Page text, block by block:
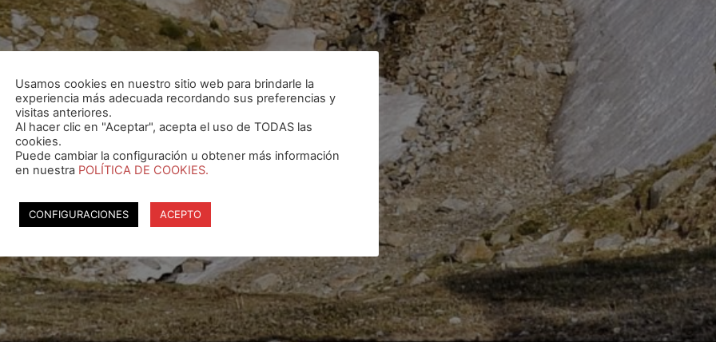
Usamos cookies en nuestro sitio web para brindarle la
experiencia más adecuada recordando sus preferencias y
visitas anteriores.
Al hacer clic en "Aceptar", acepta el uso de TODAS las
cookies.
Puede cambiar la configuración u obtener más información
en nuestra POLÍTICA DE COOKIES.
CONFIGURACIONES ACEPTO